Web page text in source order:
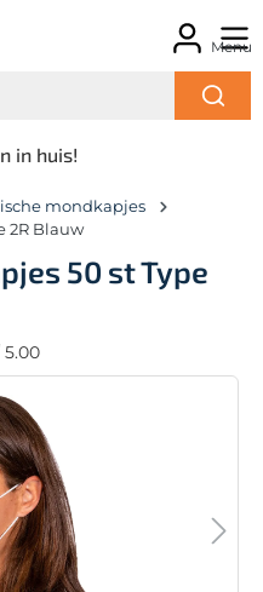
Menu
in huis!
mondkapjes
2R Blauw
50 st Type
5.00